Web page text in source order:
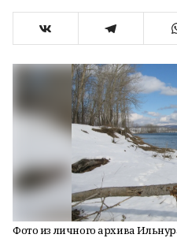
Фото из личного архива